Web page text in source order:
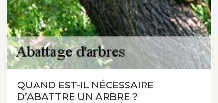
QUAND EST-IL NÉCESSAIRE
D’ABATTRE UN ARBRE ?